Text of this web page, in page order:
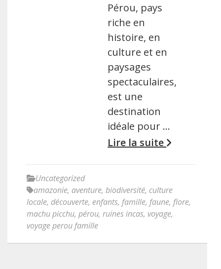
Pérou, pays
riche en
histoire, en
culture et en
paysages
spectaculaires,
est une
destination
idéale pour …
Lire la suite
Uncategorized
amazonie, aventure, biodiversité, culture
locale, découverte, enfants, famille, faune, flore,
machu picchu, pérou, ruines incas, voyage,
voyage perou famille